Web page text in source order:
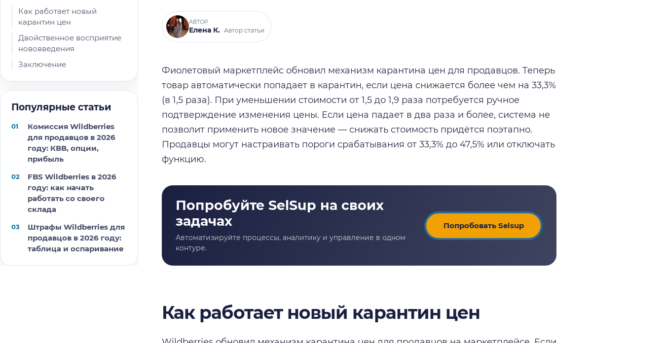
АВТОР
Елена К. Автор статьи
Как работает новый
карантин цен
Двойственное восприятие
нововведения
Заключение
Популярные статьи
Комиссия Wildberries
для продавцов в 2026
году: КВВ, опции,
прибыль
FBS Wildberries в 2026
году: как начать
работать со своего
склада
Штрафы Wildberries для
продавцов в 2026 году:
таблица и оспаривание
Фиолетовый маркетплейс обновил механизм карантина цен для продавцов. Теперь
товар автоматически попадает в карантин, если цена снижается более чем на 33,3%
(в 1,5 раза). При уменьшении стоимости от 1,5 до 1,9 раза потребуется ручное
подтверждение изменения цены. Если цена падает в два раза и более, система не
позволит применить новое значение — снижать стоимость придётся поэтапно.
Продавцы могут настраивать пороги срабатывания от 33,3% до 47,5% или отключать
функцию.
Попробовать Selsup
Как работает новый карантин цен